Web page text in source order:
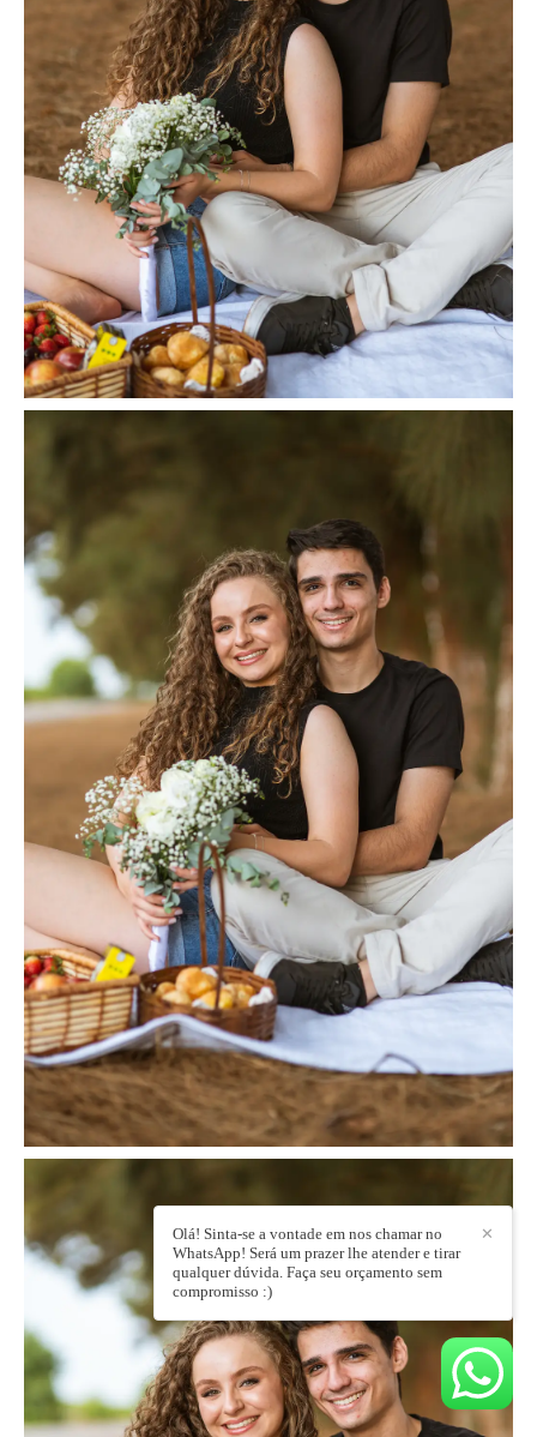
✕
Olá! Sinta-se a vontade em nos chamar no
WhatsApp! Será um prazer lhe atender e tirar
qualquer dúvida. Faça seu orçamento sem
compromisso :)